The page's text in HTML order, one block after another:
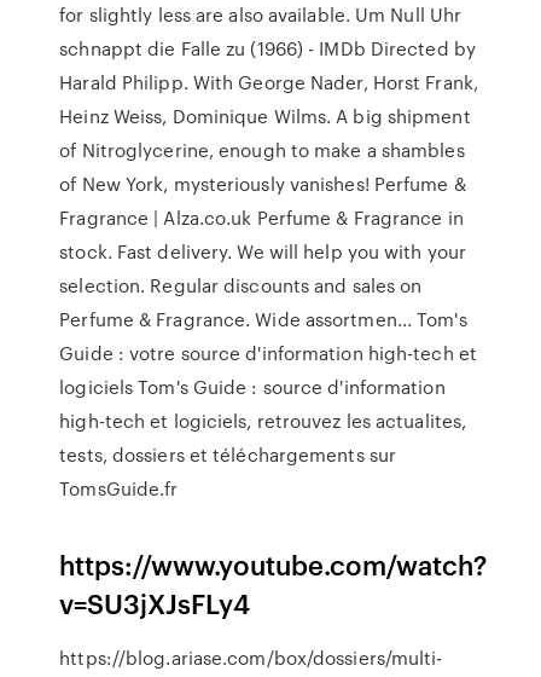
for slightly less are also available. Um Null Uhr
schnappt die Falle zu (1966) - IMDb Directed by
Harald Philipp. With George Nader, Horst Frank,
Heinz Weiss, Dominique Wilms. A big shipment
of Nitroglycerine, enough to make a shambles
of New York, mysteriously vanishes! Perfume &
Fragrance | Alza.co.uk Perfume & Fragrance in
stock. Fast delivery. We will help you with your
selection. Regular discounts and sales on
Perfume & Fragrance. Wide assortmen...Tom's
Guide : votre source d'information high-tech et
logicielsTom's Guide : source d'information
high-tech et logiciels, retrouvez les actualites,
tests, dossiers et téléchargements sur
TomsGuide.fr
https://www.youtube.com/watch?
v=SU3jXJsFLy4
https://blog.ariase.com/box/dossiers/multi-